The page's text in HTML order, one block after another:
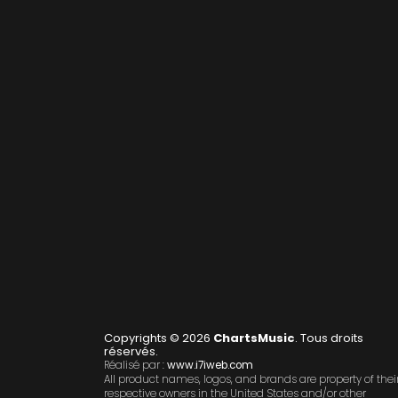
Copyrights © 2026 ChartsMusic. Tous droits
réservés.
Réalisé par :www.i7iweb.com
All product names, logos, and brands are property of
respective owners in the United States and/or other